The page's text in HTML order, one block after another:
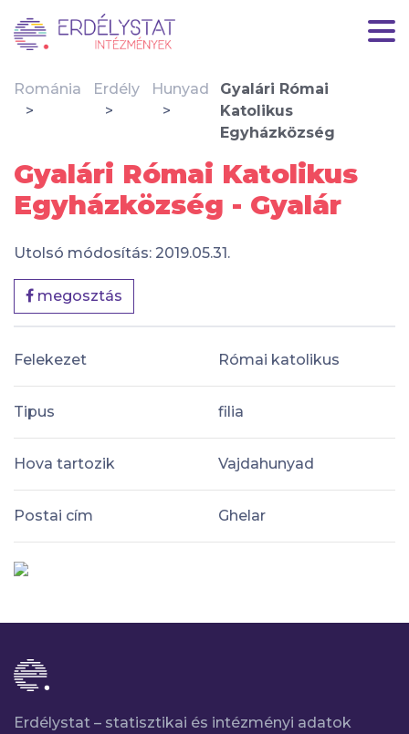
Románia Erdély Hunyad
Gyalári Római
Katolikus
Egyházközség
Gyalári Római Katolikus
Egyházközség - Gyalár
Utolsó módosítás: 2019.05.31.
megosztás
Felekezet Római katolikus
Tipus filia
Hova tartozik Vajdahunyad
Postai cím Ghelar
Erdélystat – statisztikai és intézményi adatok